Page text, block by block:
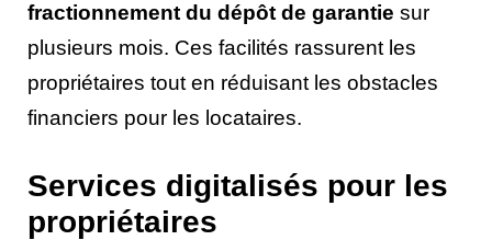
fractionnement du dépôt de garantie sur
plusieurs mois. Ces facilités rassurent les
propriétaires tout en réduisant les obstacles
financiers pour les locataires.
Services digitalisés pour les
propriétaires